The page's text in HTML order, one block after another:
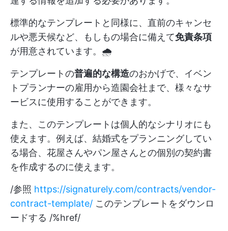
標準的なテンプレートと同様に、直前のキャンセ
ルや悪天候など、もしもの場合に備えて免責条項
が用意されています。🌧
テンプレートの普遍的な構造のおかげで、イベン
トプランナーの雇用から造園会社まで、様々なサ
ービスに使用することができます。
また、このテンプレートは個人的なシナリオにも
使えます。例えば、結婚式をプランニングしてい
る場合、花屋さんやパン屋さんとの個別の契約書
を作成するのに使えます。
/参照 https://signaturely.com/contracts/vendor-
contract-template/ このテンプレートをダウンロ
ードする /%href/